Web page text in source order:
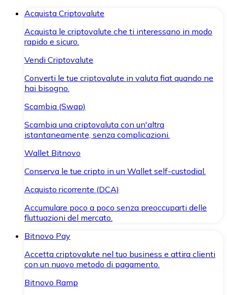
Acquista Criptovalute
Acquista le criptovalute che ti interessano in modo
rapido e sicuro.
Vendi Criptovalute
Converti le tue criptovalute in valuta fiat quando ne
hai bisogno.
Scambia (Swap)
Scambia una criptovaluta con un'altra
istantaneamente, senza complicazioni.
Wallet Bitnovo
Conserva le tue cripto in un Wallet self-custodial.
Acquisto ricorrente (DCA)
Accumulare poco a poco senza preoccuparti delle
fluttuazioni del mercato.
Bitnovo Pay
Accetta criptovalute nel tuo business e attira clienti
con un nuovo metodo di pagamento.
Bitnovo Ramp